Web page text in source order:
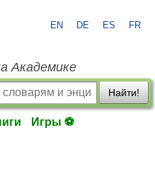
EN DE ES FR
Академике
Найти!
Игры ⚽